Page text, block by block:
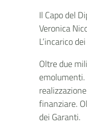
Il Capo del
Veronica
L’incarico
Oltre due
finanziare.
dei Garanti.